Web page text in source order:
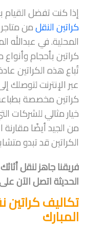
إذا كنت تفضل
كراتين النقلمن
المحلية. في عبدالله
كراتين بأحجام
تُباع هذه الكراتين
عبر الإنترنت لتوصلك
كراتين مخصصة
خيار مثالي للشركات
من الجيد أيضًا
الكراتين قد تبدو
فريقنا جاهز لنقل
الحديثة اتصل الآن على
تكاليف
المبارك